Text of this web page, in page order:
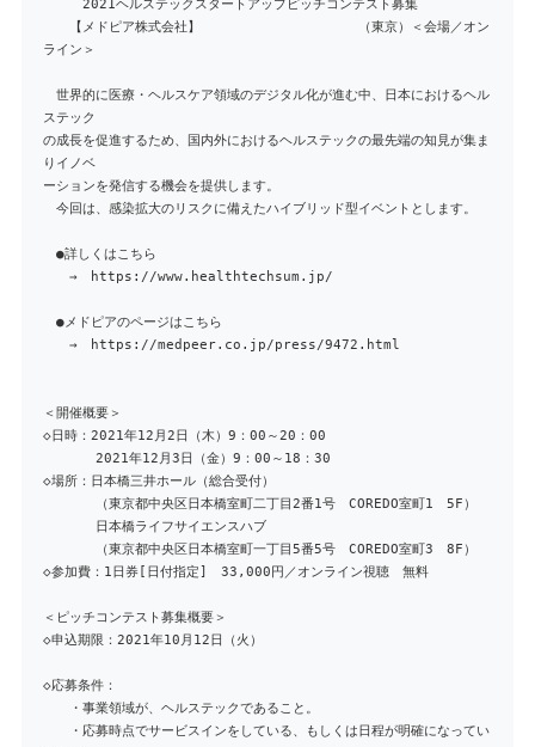
2021ヘルステックスタートアップピッチコンテスト募集
【メドピア株式会社】 （東京）＜会場／オン
ライン＞
世界的に医療・ヘルスケア領域のデジタル化が進む中、日本におけるヘル
ステック
の成長を促進するため、国内外におけるヘルステックの最先端の知見が集ま
りイノベ
ーションを発信する機会を提供します。
今回は、感染拡大のリスクに備えたハイブリッド型イベントとします。
●詳しくはこちら
→ https://www.healthtechsum.jp/
●メドピアのページはこちら
→ https://medpeer.co.jp/press/9472.html
＜開催概要＞
◇日時：2021年12月2日（木）9：00～20：00
2021年12月3日（金）9：00～18：30
◇場所：日本橋三井ホール（総合受付）
（東京都中央区日本橋室町二丁目2番1号 COREDO室町1 5F）
日本橋ライフサイエンスハブ
（東京都中央区日本橋室町一丁目5番5号 COREDO室町3 8F）
◇参加費：1日券[日付指定] 33,000円／オンライン視聴 無料
＜ピッチコンテスト募集概要＞
◇申込期限：2021年10月12日（火）
◇応募条件：
・事業領域が、ヘルステックであること。
・応募時点でサービスインをしている、もしくは日程が明確になってい